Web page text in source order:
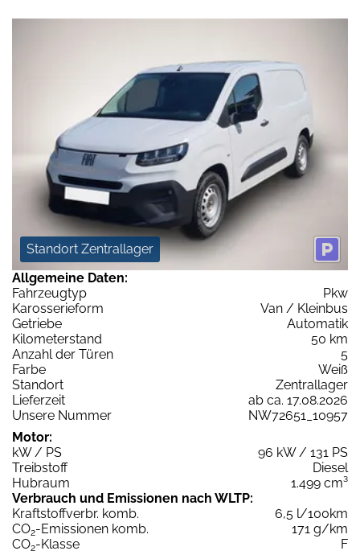
Standort Zentrallager
Allgemeine Daten:
Fahrzeugtyp
Pkw
Karosserieform
Van / Kleinbus
Getriebe
Automatik
Kilometerstand
50 km
Anzahl der Türen
5
Farbe
Weiß
Standort
Zentrallager
Lieferzeit
ab ca. 17.08.2026
Unsere Nummer
NW72651_10957
Motor:
kW / PS
96 kW / 131 PS
Treibstoff
Diesel
Hubraum
1.499 cm³
Verbrauch und Emissionen nach WLTP:
Kraftstoffverbr. komb.
6,5 l/100km
CO2-Emissionen komb.
171 g/km
CO2-Klasse
F